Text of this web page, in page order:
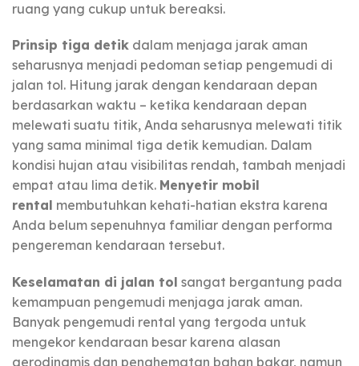
ruang yang cukup untuk bereaksi.
Prinsip tiga detik dalam menjaga jarak aman
seharusnya menjadi pedoman setiap pengemudi di
jalan tol. Hitung jarak dengan kendaraan depan
berdasarkan waktu – ketika kendaraan depan
melewati suatu titik, Anda seharusnya melewati titik
yang sama minimal tiga detik kemudian. Dalam
kondisi hujan atau visibilitas rendah, tambah menjadi
empat atau lima detik. Menyetir mobil
rental membutuhkan kehati-hatian ekstra karena
Anda belum sepenuhnya familiar dengan performa
pengereman kendaraan tersebut.
Keselamatan di jalan tol sangat bergantung pada
kemampuan pengemudi menjaga jarak aman.
Banyak pengemudi rental yang tergoda untuk
mengekor kendaraan besar karena alasan
aerodinamis dan penghematan bahan bakar, namun